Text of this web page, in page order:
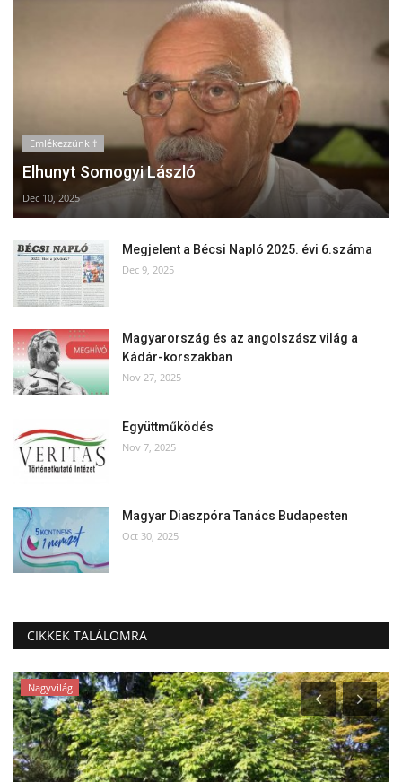
Emlékezzünk †
Elhunyt Somogyi László
Dec 10, 2025
Megjelent a Bécsi Napló 2025. évi 6.száma
Dec 9, 2025
Magyarország és az angolszász világ a
Kádár-korszakban
Nov 27, 2025
Együttműködés
Nov 7, 2025
Magyar Diaszpóra Tanács Budapesten
Oct 30, 2025
CIKKEK TALÁLOMRA
Nagyvilág